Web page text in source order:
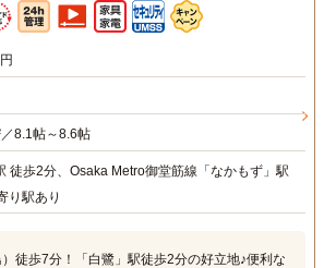
8.1帖～8.6帖
徒歩2分、Osaka Metro御堂筋線「なかもず」駅
り駅あり
徒歩7分！「白鷺」駅徒歩2分の好立地♪便利な